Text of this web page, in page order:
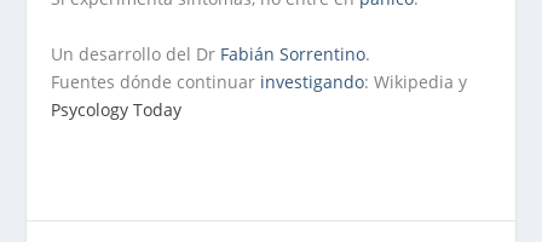
Un desarrollo del Dr Fabián Sorrentino.
Fuentes dónde continuar investigando: Wikipedia y
Psycology Today